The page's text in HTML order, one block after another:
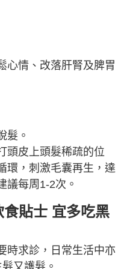
心情、改落肝腎及脾胃
髮。
頭皮上頭髮稀疏的位
環，刺激毛囊再生，達
議每周1-2次。
食貼士 宜多吃黑
時求診，日常生活中亦